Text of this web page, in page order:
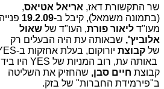
שר התקשורת דאז, אריאל אטיאס,
(בתמונה משמאל), קיבל ב-19.2.09פנייה
מעו"ד ליאור פורת, העו"ד של שאול
אלוביץ', שבאותה עת היה הבעלים רק
שלקבוצת יורוקום, בעלת אחזקות ב-YES
באותה עת, רוב המניות של YES היו בידי
קבוצת חיים סבן,שהחזיק את השליטה
ב"פירמידת החברות" של בזק.